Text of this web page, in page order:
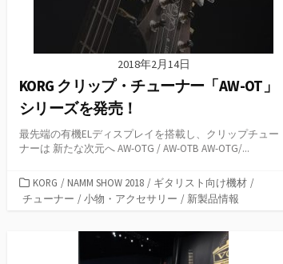
2018年2月14日
KORG クリップ・チューナー「AW-OT」
シリーズを発売！
最先端の有機ELディスプレイを搭載し、クリップチュー
ナーは 新たな次元へ AW-OTG / AW-OTB AW-OTG/...
カ
テ
KORG / NAMM SHOW 2018 / ギタリスト向け機材 /
チューナー / 小物・アクセサリー / 新製品情報